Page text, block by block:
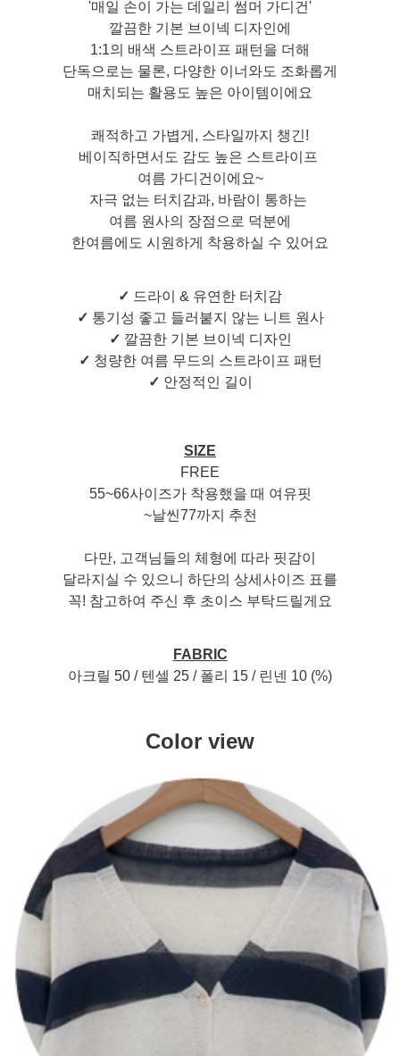
'매일 손이 가는 데일리 썸머 가디건'
깔끔한 기본 브이넥 디자인에
1:1의 배색 스트라이프 패턴을 더해
단독으로는 물론, 다양한 이너와도 조화롭게
매치되는 활용도 높은 아이템이에요
쾌적하고 가볍게, 스타일까지 챙긴!
베이직하면서도 감도 높은 스트라이프
여름 가디건이에요~
자극 없는 터치감과, 바람이 통하는
여름 원사의 장점으로 덕분에
한여름에도 시원하게 착용하실 수 있어요
✓ 드라이 & 유연한 터치감
✓ 통기성 좋고 들러붙지 않는 니트 원사
✓ 깔끔한 기본 브이넥 디자인
✓ 청량한 여름 무드의 스트라이프 패턴
✓ 안정적인 길이
SIZE
FREE
55~66사이즈가 착용했을 때 여유핏
~날씬77까지 추천
다만, 고객님들의 체형에 따라 핏감이
달라지실 수 있으니 하단의 상세사이즈 표를
꼭! 참고하여 주신 후 초이스 부탁드릴게요
FABRIC
아크릴 50 / 텐셀 25 / 폴리 15 / 린넨 10 (%)
Color view